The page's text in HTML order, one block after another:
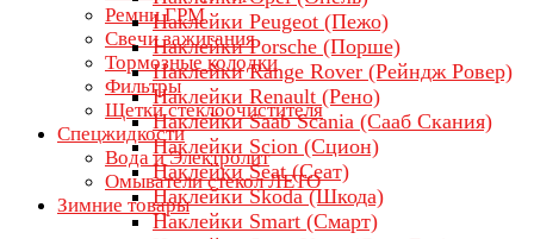
Ремни ГРМ
Свечи зажигания
Тормозные колодки
Фильтры
Щетки стеклоочистителя
Спецжидкости
Вода и Электролит
Омыватели стекол ЛЕТО
Зимние товары
Наклейки Peugeot (Пежо)
Наклейки Porsche (Порше)
Наклейки Range Rover (Рейндж Ровер)
Наклейки Renault (Рено)
Наклейки Saab Scania (Сааб Скания)
Наклейки Scion (Сцион)
Наклейки Seat (Сеат)
Наклейки Skoda (Шкода)
Наклейки Smart (Смарт)